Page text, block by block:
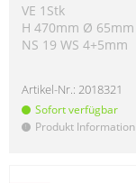
VE 1Stk
H 470mm Ø 65mm
NS 19 WS 4+5mm
Artikel-Nr.:2018321
Sofort verfügbar
! Produkt Information